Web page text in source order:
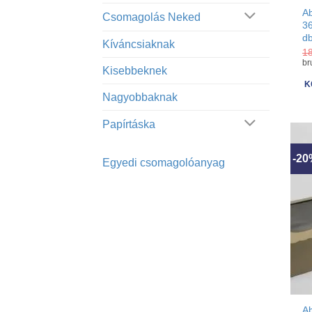
Csomagolás Neked
Kíváncsiaknak
Kisebbeknek
Nagyobbaknak
Papírtáska
Egyedi csomagolóanyag -